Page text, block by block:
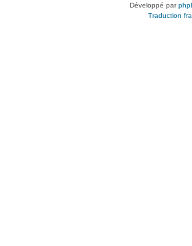
Développé par
Traduction